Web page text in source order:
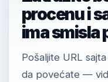
procenu i
ima smisla
Pošaljite URL
da povećate —